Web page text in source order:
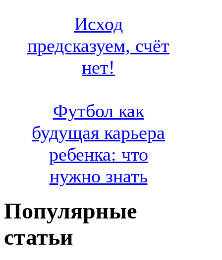
Исход
предсказуем, счёт
нет!
Футбол как
будущая карьера
ребенка: что
нужно знать
Популярные
статьи